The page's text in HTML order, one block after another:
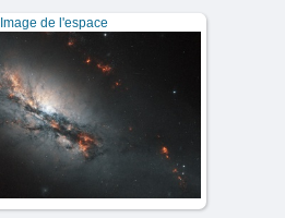
Image de l'espace